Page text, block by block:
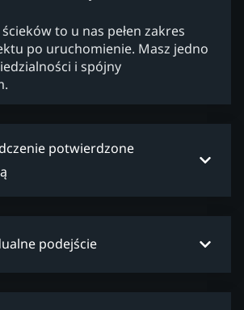
to u nas pełen zakres
po uruchomienie. Masz jedno
i spójny
potwierdzone
podejście